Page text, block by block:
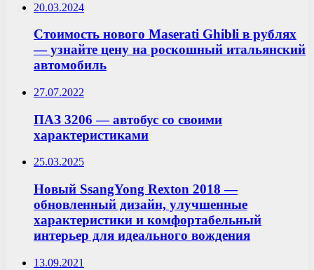
20.03.2024
Стоимость нового Maserati Ghibli в рублях
— узнайте цену на роскошный итальянский
автомобиль
27.07.2022
ПАЗ 3206 — автобус со своими
характеристиками
25.03.2025
Новый SsangYong Rexton 2018 —
обновленный дизайн, улучшенные
характеристики и комфортабельный
интерьер для идеального вождения
13.09.2021